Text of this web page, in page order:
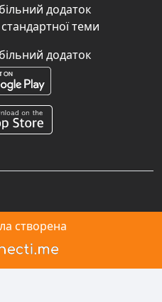
додаток
теми
додаток
створена